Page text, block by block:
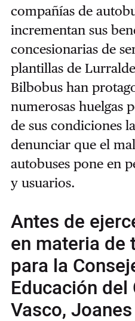
compañías de
incrementan sus
concesionarias de
plantillas de
Bilbobus han
numerosas huelgas
de sus condiciones
denunciar que el
autobuses pone en
y usuarios.
Antes de
en materia de
para la
Educación del
Vasco,